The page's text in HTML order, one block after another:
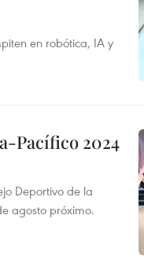
en robótica, IA y
Pacífico 2024
Deportivo de la
agosto próximo.